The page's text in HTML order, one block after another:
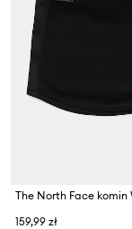
The North Face komin
159,99 zł